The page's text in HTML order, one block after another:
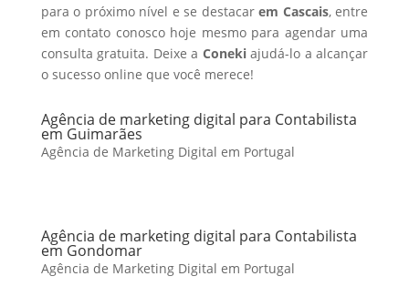
para o próximo nível e se destacarem Cascais, entre
em contato conosco hoje mesmo para agendar uma
consulta gratuita. Deixe a Conekiajudá-lo a alcançar
o sucesso online que você merece!
Agência de marketing digital para Contabilista
em Guimarães
Agência de Marketing Digital em Portugal
Agência de marketing digital para Contabilista
em Gondomar
Agência de Marketing Digital em Portugal